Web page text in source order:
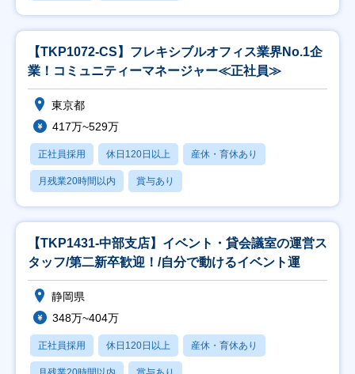
【TKP1072-CS】フレキシブルオフィス業界No.1企
業！コミュニティーマネージャー≪正社員≫
東京都
417万~529万
正社員採用 休日120日以上 産休・育休あり
月残業20時間以内 賞与あり
【TKP1431-中部支店】イベント・貸会議室の運営ス
タッフ/第二新卒歓迎！/自分で動けるイベント運
静岡県
348万~404万
正社員採用 休日120日以上 産休・育休あり